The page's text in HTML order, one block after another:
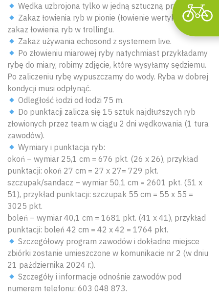
Wędka uzbrojona tylko w jedną sztuczną przynętę.
Zakaz łowienia ryb w pionie (łowienie wertykalne) oraz
zakaz łowienia ryb w trollingu.
Zakaz używania echosond z systemem live.
Po złowieniu miarowej ryby natychmiast przykładamy
rybę do miary, robimy zdjęcie, które wysyłamy sędziemu.
Po zaliczeniu rybę wypuszczamy do wody. Ryba w dobrej
kondycji musi odpłynąć.
Odległość łodzi od łodzi 75 m.
Do punktacji zalicza się 15 sztuk najdłuższych ryb
złowionych przez team w ciągu 2 dni wędkowania (1 tura
zawodów).
Wymiary i punktacja ryb:
okoń – wymiar 25,1 cm = 676 pkt. (26 x 26), przykład
punktacji: okoń 27 cm = 27 x 27= 729 pkt.
szczupak/sandacz – wymiar 50,1 cm = 2601 pkt. (51 x
51), przykład punktacji: szczupak 55 cm = 55 x 55 =
3025 pkt.
boleń – wymiar 40,1 cm = 1681 pkt. (41 x 41), przykład
punktacji: boleń 42 cm = 42 x 42 = 1764 pkt.
Szczegółowy program zawodów i dokładne miejsce
zbiórki zostanie umieszczone w komunikacie nr 2 (w dniu
21 października 2024 r.).
Szczegóły i informacje odnośnie zawodów pod
numerem telefonu: 603 048 873.